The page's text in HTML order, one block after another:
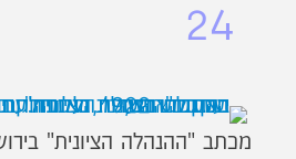
24